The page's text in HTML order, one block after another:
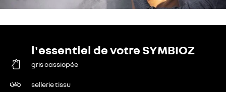
l'essentiel de votre SYMBIOZ
gris cassiopée
sellerie tissu